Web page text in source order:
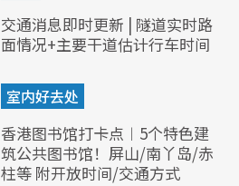
交通消息即时更新 | 隧道实时路
面情况+主要干道估计行车时间
室内好去处
香港图书馆打卡点︱5个特色建
筑公共图书馆！屏山/南丫岛/赤
柱等 附开放时间/交通方式